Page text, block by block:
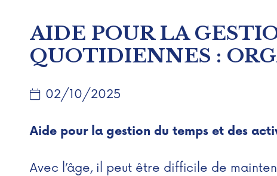
AIDE POUR LA
QUOTIDIENNES :
02/10/2025
Aide pour la gestion du temps et des
Avec l’âge, il peut être difficile de